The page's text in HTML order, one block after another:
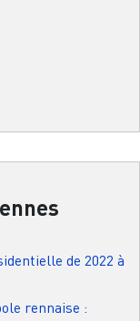
de 2022 à
rennaise :